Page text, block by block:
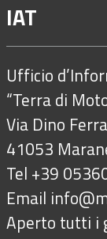
IAT
Ufficio
“Terra di
Via Dino
41053
Tel +39
Email
Aperto tutti i